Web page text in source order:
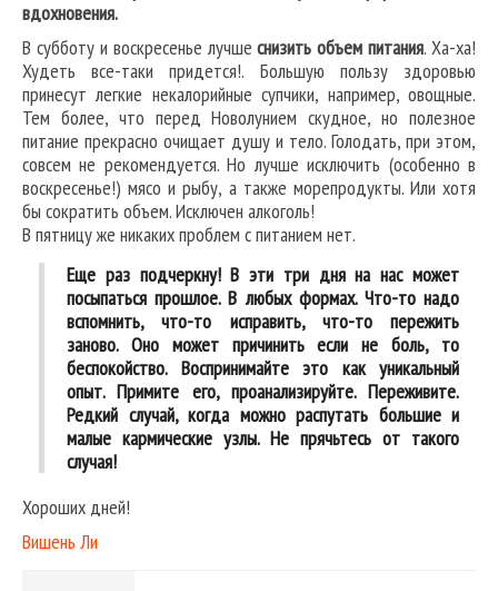
вдохновения.
В субботу и воскресенье лучшеснизить объем питания. Ха-ха!
Худеть все-таки придется!. Большую пользу здоровью
принесут легкие некалорийные супчики, например, овощные.
Тем более, что перед Новолунием скудное, но полезное
питание прекрасно очищает душу и тело. Голодать, при этом,
совсем не рекомендуется. Но лучше исключить (особенно в
воскресенье!) мясо и рыбу, а также морепродукты. Или хотя
бы сократить объем. Исключен алкоголь!
В пятницу же никаких проблем с питанием нет.
Еще раз подчеркну! В эти три дня на нас может
посыпаться прошлое. В любых формах. Что-то надо
вспомнить, что-то исправить, что-то пережить
заново. Оно может причинить если не боль, то
беспокойство. Воспринимайте это как уникальный
опыт. Примите его, проанализируйте. Переживите.
Редкий случай, когда можно распутать большие и
малые кармические узлы. Не прячьтесь от такого
случая!
Хороших дней!
Вишень Ли